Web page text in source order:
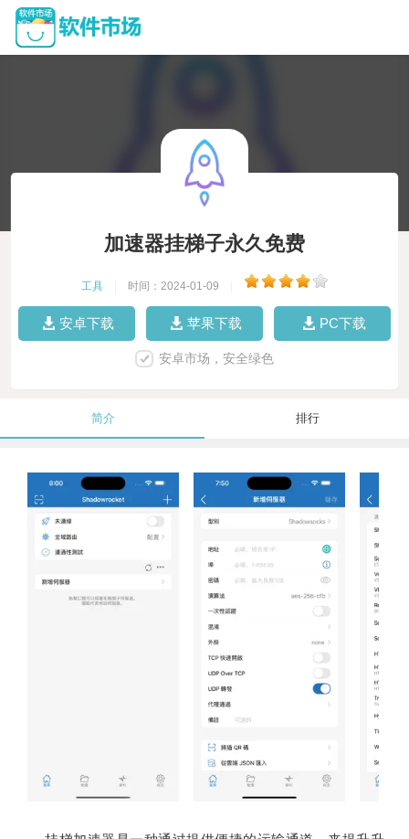
加速器挂梯子永久免费
工具 时间：2024-01-09
安卓下载 苹果下载 PC下载
安卓市场，安全绿色
简介 排行